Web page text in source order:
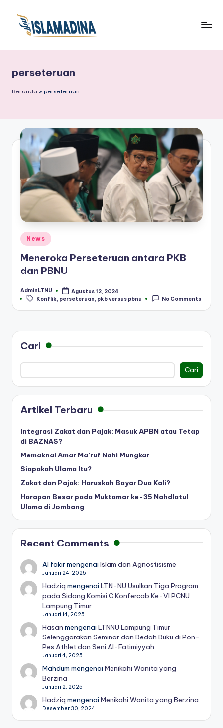
perseteruan
Beranda » perseteruan
Posted
News
Meneroka Perseteruan antara PKB
dan PBNU
Posted
by
AdminLTNU Agustus 12, 2024
Tags:
Konflik, perseteruan, pkb versus pbnu No Comments
Cari
Cari
Artikel Terbaru
Integrasi Zakat dan Pajak: Masuk APBN atau Tetap
di BAZNAS?
Memaknai Amar Ma’ruf Nahi Mungkar
Siapakah Ulama Itu?
Zakat dan Pajak: Haruskah Bayar Dua Kali?
Harapan Besar pada Muktamar ke-35 Nahdlatul
Ulama di Jombang
Recent Comments
Al fakirmengenaiIslam dan Agnostisisme
Januari 24, 2025
Hadziq mengenaiLTN-NU Usulkan Tiga Program
pada Sidang Komisi C Konfercab Ke-VI PCNU
Lampung Timur
Januari 14, 2025
Hasan mengenaiLTNNU Lampung Timur
Selenggarakan Seminar dan Bedah Buku di Pon-
Pes Athlet dan Seni Al-Fatimiyyah
Januari 4, 2025
Mahdum mengenaiMenikahi Wanita yang
Berzina
Januari 2, 2025
Hadziq mengenaiMenikahi Wanita yang Berzina
Desember 30, 2024